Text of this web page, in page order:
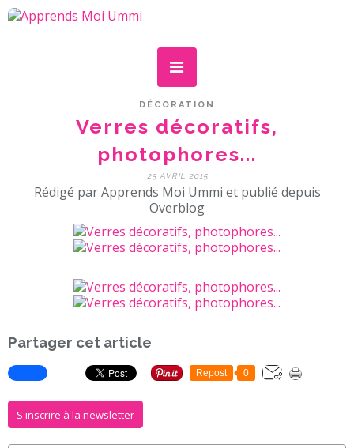
DÉCORATION
Verres décoratifs,
photophores...
25 AVRIL 2015
Rédigé par Apprends Moi Ummi et publié depuis
Overblog
Partager cet article
Repost 0
S'inscrire à la newsletter